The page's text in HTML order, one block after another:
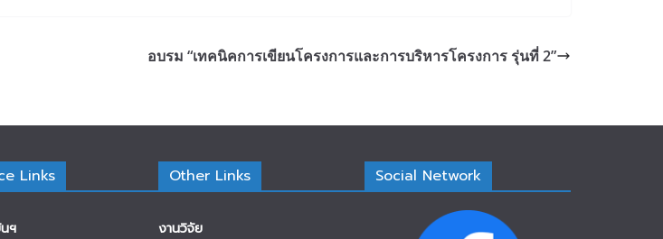
อบรม “เทคนิคการเขียนโครงการและการบริหารโครงการ รุ่นที่ 2”
Links
ฯ
Other Links
งานวิจัย
Social Network